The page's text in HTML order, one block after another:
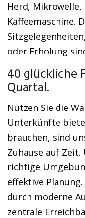
Herd,
Kaffeemaschine.
oder Erholung
40 glückliche
Quartal.
Nutzen Sie die
Unterkünfte
brauchen, sind
Zuhause auf
richtige
effektive
durch moderne
zentrale